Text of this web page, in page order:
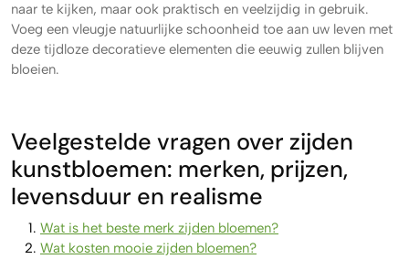
naar te kijken, maar ook praktisch en veelzijdig in gebruik.
Voeg een vleugje natuurlijke schoonheid toe aan uw leven met
deze tijdloze decoratieve elementen die eeuwig zullen blijven
bloeien.
Veelgestelde vragen over zijden
kunstbloemen: merken, prijzen,
levensduur en realisme
Wat is het beste merk zijden bloemen?
Wat kosten mooie zijden bloemen?